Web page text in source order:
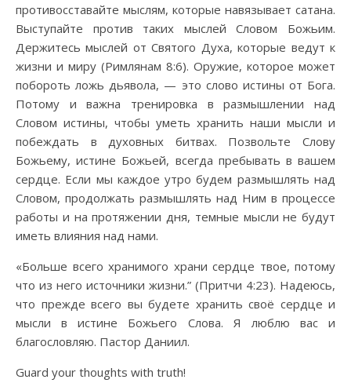
противосставайте мыслям, которые навязывает сатана.
Выступайте против таких мыслей Словом Божьим.
Держитесь мыслей от Святого Духа, которые ведут к
жизни и миру (Римлянам 8:6). Оружие, которое может
побороть ложь дьявола, — это слово истины от Бога.
Потому и важна тренировка в размышлении над
Словом истины, чтобы уметь хранить наши мысли и
побеждать в духовных битвах. Позвольте Слову
Божьему, истине Божьей, всегда пребывать в вашем
сердце. Если мы каждое утро будем размышлять над
Словом, продолжать размышлять над Ним в процессе
работы и на протяжении дня, темные мысли не будут
иметь влияния над нами.
«Больше всего хранимого храни сердце твое, потому
что из него источники жизни.” (Притчи 4:23). Надеюсь,
что прежде всего вы будете хранить своё сердце и
мысли в истине Божьего Слова. Я люблю вас и
благословляю. Пастор Даниил.
Guard your thoughts with truth!